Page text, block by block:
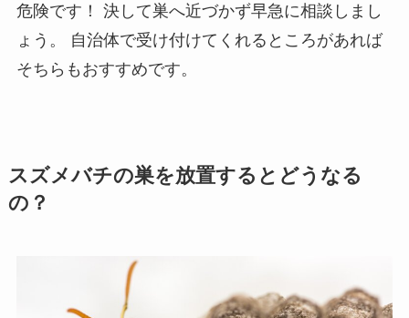
危険です！
決して巣へ近づかず早急に相談しまし
ょう。
自治体で受け付けてくれるところがあれば
そちらもおすすめです。
スズメバチの巣を放置するとどうなる
の？